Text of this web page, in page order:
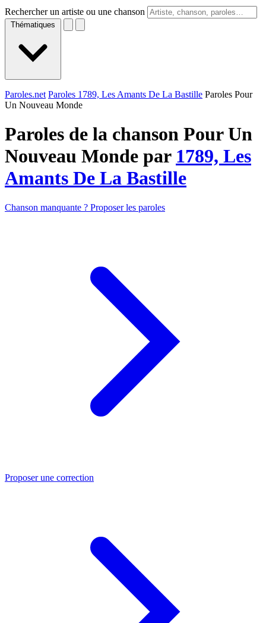
Rechercher un artiste ou une chanson
Thématiques
Paroles.net Paroles 1789, Les Amants De La Bastille Paroles Pour
Un Nouveau Monde
Paroles de la chanson Pour Un
Nouveau Monde par 1789, Les
Amants De La Bastille
Chanson manquante ? Proposer les paroles
Proposer une correction